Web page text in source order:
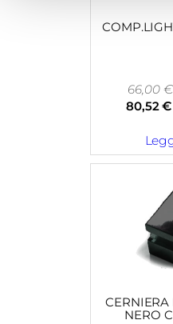
66,00 €
80,52€
NERO